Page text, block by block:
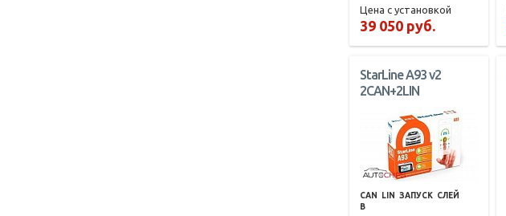
Цена с установкой
39 050 руб.
StarLine A93 v2
2CAN+2LIN
CAN LIN ЗАПУСК СЛЕЙ
В